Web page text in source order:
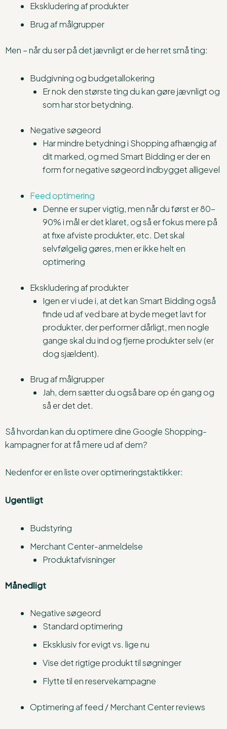
Ekskludering af produkter
Brug af målgrupper
Men – når du ser på det jævnligt er de her ret små ting:
Budgivning og budgetallokering
Er nok den største ting du kan gøre jævnligt og
som har stor betydning.
Negative søgeord
Har mindre betydning i Shopping afhængig af
dit marked, og med Smart Bidding er der en
form for negative søgeord indbygget alligevel
Feed optimering
Denne er super vigtig, men når du først er 80-
90% i mål er det klaret, og så er fokus mere på
at fixe afviste produkter, etc. Det skal
selvfølgelig gøres, men er ikke helt en
optimering
Ekskludering af produkter
Igen er vi ude i, at det kan Smart Bidding også
finde ud af ved bare at byde meget lavt for
produkter, der performer dårligt, men nogle
gange skal du ind og fjerne produkter selv (er
dog sjældent).
Brug af målgrupper
Jah, dem sætter du også bare op én gang og
så er det det.
Så hvordan kan du optimere dine Google Shopping-
kampagner for at få mere ud af dem?
Nedenfor er en liste over optimeringstaktikker:
Ugentligt
Budstyring
Merchant Center-anmeldelse
Produktafvisninger
Månedligt
Negative søgeord
Standard optimering
Eksklusiv for evigt vs. lige nu
Vise det rigtige produkt til søgninger
Flytte til en reservekampagne
Optimering af feed / Merchant Center reviews